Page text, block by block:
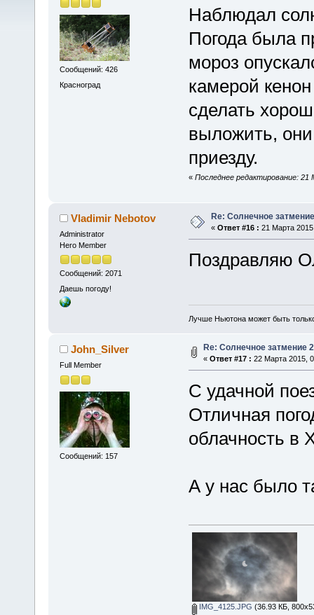
Сообщений: 426
Красноград
Наблюдал
Погода была
мороз
камерой
сделать
выложить,
приезду.
« Последнее редактирование:
Vladimir Nebotov
Administrator
Hero Member
Сообщений: 2071
Даешь погоду!
Re: Солнечное
« Ответ #16 : 21 Марта
Поздравляю
Лучше Ньютона может быть
John_Silver
Full Member
Сообщений: 157
Re: Солнечное затмение
« Ответ #17 : 22 Марта 2015,
С удачной
Отличная
облачность в
А у нас было
IMG_4125.JPG (36.93 КБ,